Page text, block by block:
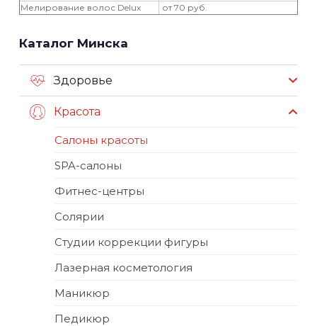
Мелирование волос Delux
от 70 руб.
Каталог Минска
Здоровье
Красота
Салоны красоты
SPA-салоны
Фитнес-центры
Солярии
Студии коррекции фигуры
Лазерная косметология
Маникюр
Педикюр